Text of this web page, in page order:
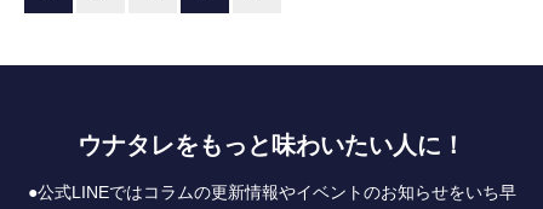
ウナタレをもっと味わいたい人に！
●公式LINEではコラムの更新情報やイベントのお知らせをいち早